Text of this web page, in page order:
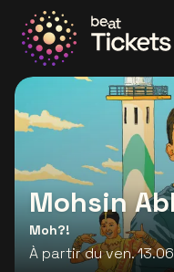
Allez à la page
Mohsin
Moh?!
À partir du ven.